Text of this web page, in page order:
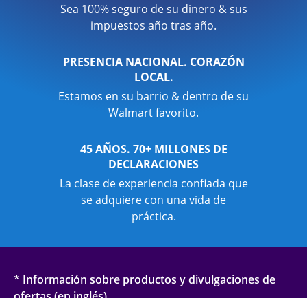
Sea 100% seguro de su dinero & sus
impuestos año tras año.
PRESENCIA NACIONAL. CORAZÓN
LOCAL.
Estamos en su barrio & dentro de su
Walmart favorito.
45 AÑOS. 70+ MILLONES DE
DECLARACIONES
La clase de experiencia confiada que
se adquiere con una vida de
práctica.
* Información sobre productos y divulgaciones de